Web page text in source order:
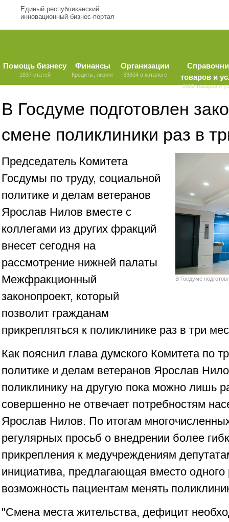
Единый республиканский
инновационный бизнес-портал
Помощь бизнесу
1837 статей
Финансы
Кредиты, лизинг
Организации
33604 в каталоге
товаров и
9580 товаров и
В Госдуме подготовлен
смене поликлиники раз в
В Госдуме
Председатель Комитета
Госдумы по труду, социальной
политике и делам ветеранов
Ярослав Нилов вместе с
коллегами из других фракций
внесет сегодня на
рассмотрение нижней палаты
Межфракционный
законопроект, который
позволит гражданам
прикрепляться к поликлинике раз в три
Как пояснил глава думского Комитета по
политике и делам ветеранов Ярослав
поликлинику на другую пока можно лишь
совершенно не отвечает потребностям
Ярослав Нилов. По итогам
регулярных просьб о внедрении более
прикрепления к медучреждениям
инициатива, предлагающая вместо
возможность пациентам менять
"Смена места жительства, дефицит